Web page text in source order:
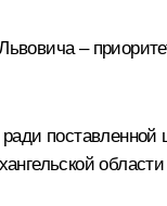
–
поставленной